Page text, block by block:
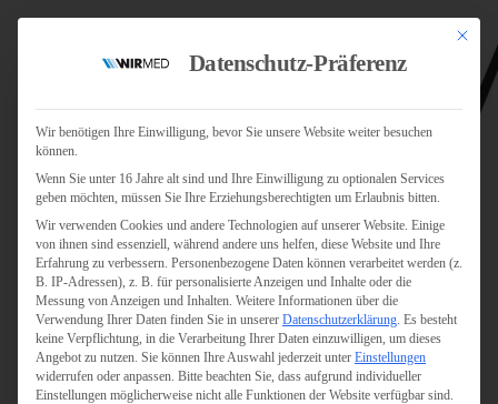
Jobs
Für Unternehmen
Personaldienstleister
Pflege
Pflegepersonal
Mit
Datenschutz-Präferenz
Wir benötigen Ihre Einwilligung, bevor Sie unsere Website weiter besuchen
können.
Wenn Sie unter 16 Jahre alt sind und Ihre Einwilligung zu optionalen Services
geben möchten, müssen Sie Ihre Erziehungsberechtigten um Erlaubnis bitten.
Wir verwenden Cookies und andere Technologien auf unserer Website. Einige
von ihnen sind essenziell, während andere uns helfen, diese Website und Ihre
Erfahrung zu verbessern. Personenbezogene Daten können verarbeitet werden (z.
B. IP-Adressen), z. B. für personalisierte Anzeigen und Inhalte oder die
Messung von Anzeigen und Inhalten. Weitere Informationen über die
Verwendung Ihrer Daten finden Sie in unserer Datenschutzerklärung. Es besteht
keine Verpflichtung, in die Verarbeitung Ihrer Daten einzuwilligen, um dieses
Angebot zu nutzen. Sie können Ihre Auswahl jederzeit unter Einstellungen
widerrufen oder anpassen. Bitte beachten Sie, dass aufgrund individueller
Einstellungen möglicherweise nicht alle Funktionen der Website verfügbar sind.